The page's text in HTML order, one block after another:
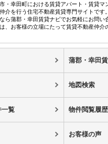
・幸田町における賃貸アパート・賃貸マ
介を行う住宅不動産賃貸専門サイトです
ら蒲郡・幸田賃貸ナビでお気軽にお問い
、お客様の立場にたって賃貸不動産仲介
蒲郡・幸田
地図検索
一覧 物件閲覧履歴
お客様の声